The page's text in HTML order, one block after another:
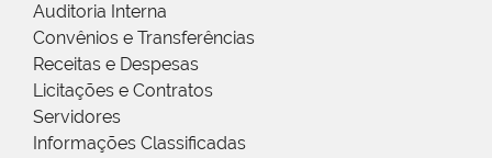
Auditoria Interna
Convênios e Transferências
Receitas e Despesas
Licitações e Contratos
Servidores
Informações Classificadas